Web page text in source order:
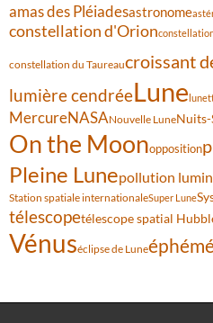
amas des Pléiadesastronome
constellation d'Orion
constellation du Taureaucroissant
lumière cendréeLune
MercureNASANouvelle LuneNuits-
On the Moonopposition
Pleine Lunepollution
Station spatiale internationaleSuper Lune
télescopetélescope spatial
Vénuséclipse de Lune